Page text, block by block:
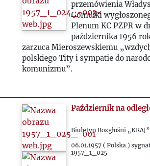
przemówienia
Gomułki
Plenum KC PZPR w
października 1956
zarzuca Mieroszewskiemu
polskiego Tity i sympatie do
komunizmu”.
Październik na
Biuletyn Rozgłośni
06.01.1957 ( Polska )
1957_1_025